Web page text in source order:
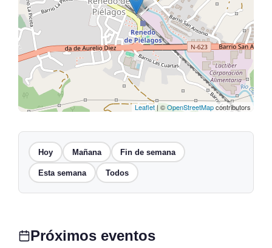
Leaflet | ©OpenStreetMapcontributors
Hoy Mañana Fin de semana
Esta semana Todos
Próximos eventos